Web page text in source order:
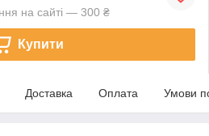
на сайті — 300 ₴
Купити
Доставка Оплата Умови